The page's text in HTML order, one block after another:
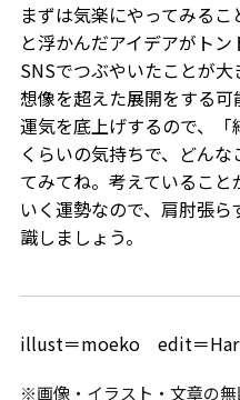
まずは気楽にやってみる
と浮かんだアイデアがトン
SNSでつぶやいたことが
想像を超えた展開をする
運気を底上げするので、「
くらいの気持ちで、どん
てみてね。考えているこ
いく運勢なので、肩肘張
識しましょう。
illust＝moeko edit＝
※画像・イラスト・文章の無